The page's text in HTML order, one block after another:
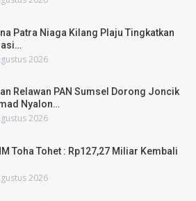
Patra Niaga Kilang Plaju Tingkatkan
2026
Relawan PAN Sumsel Dorong Joncik
Nyalon…
2026
Toha Tohet : Rp127,27 Miliar Kembali
2026